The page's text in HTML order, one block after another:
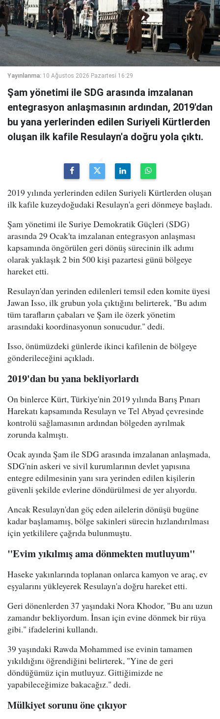
Yayınlanma: 10 Ağustos 2026 Pazartesi 16:29
Şam yönetimi ile SDG arasında imzalanan
entegrasyon anlaşmasının ardından, 2019'dan
bu yana yerlerinden edilen Suriyeli Kürtlerden
oluşan ilk kafile Resulayn'a doğru yola çıktı.
2019 yılında yerlerinden edilen Suriyeli Kürtlerden oluşan
ilk kafile kuzeydoğudaki Resulayn'a geri dönmeye başladı.
Şam yönetimi ile Suriye Demokratik Güçleri (SDG)
arasında 29 Ocak'ta imzalanan entegrasyon anlaşması
kapsamında öngörülen geri dönüş sürecinin ilk adımı
olarak yaklaşık 2 bin 500 kişi pazartesi günü bölgeye
hareket etti.
Resulayn'dan yerinden edilenleri temsil eden komite üyesi
Jawan Isso, ilk grubun yola çıktığını belirterek, "Bu adım
tüm tarafların çabaları ve Şam ile özerk yönetim
arasındaki koordinasyonun sonucudur." dedi.
Isso, önümüzdeki günlerde ikinci kafilenin de bölgeye
gönderileceğini açıkladı.
2019'dan bu yana bekliyorlardı
On binlerce Kürt, Türkiye'nin 2019 yılında Barış Pınarı
Harekatı kapsamında Resulayn ve Tel Abyad çevresinde
kontrolü sağlamasının ardından bölgeden ayrılmak
zorunda kalmıştı.
Ocak ayında Şam ile SDG arasında imzalanan anlaşmada,
SDG'nin askeri ve sivil kurumlarının devlet yapısına
entegre edilmesinin yanı sıra yerinden edilen kişilerin
güvenli şekilde evlerine döndürülmesi de yer alıyordu.
Ancak Resulayn'dan göç eden ailelerin dönüşü bugüne
kadar başlamamış, bölge sakinleri sürecin hızlandırılması
için yetkililere çağrıda bulunmuştu.
"Evim yıkılmış ama dönmekten mutluyum"
Haseke yakınlarında toplanan onlarca kamyon ve araç, ev
eşyalarını yükleyerek Resulayn'a doğru hareket etti.
Geri dönenlerden 37 yaşındaki Nora Khodor, "Bu anı uzun
zamandır bekliyordum. İnsan için evine dönmek bir rüya
gibi." ifadelerini kullandı.
39 yaşındaki Rawda Mohammed ise evinin tamamen
yıkıldığını öğrendiğini belirterek, "Yine de geri
döndüğümüz için mutluyuz. Gittiğimizde ne
yapabileceğimize bakacağız." dedi.
Mülkiyet sorunu öne çıkıyor